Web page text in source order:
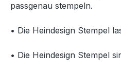
passgenau stempeln.
• Die Heindesign Stempel
• Die Heindesign Stempel